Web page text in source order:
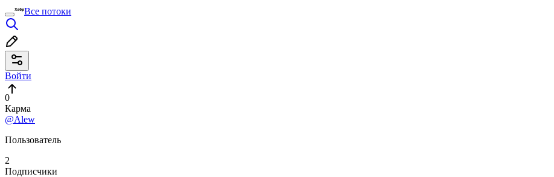
Все потоки
Войти
0
Карма
@Alew
Пользователь
2
Подписчики